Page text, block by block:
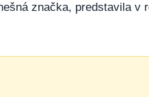
značka, predstavila v